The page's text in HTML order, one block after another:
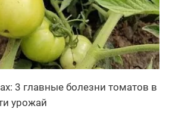
3 главные болезни томатов в
урожай